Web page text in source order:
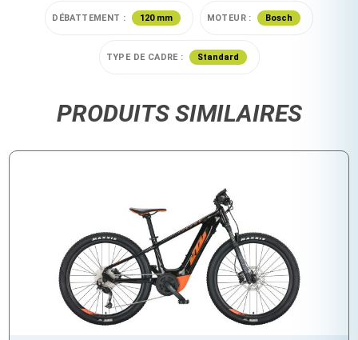
DÉBATTEMENT : 120 mm MOTEUR : Bosch
TYPE DE CADRE : Standard
PRODUITS SIMILAIRES